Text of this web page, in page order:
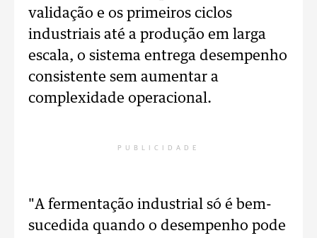
validação e os primeiros ciclos
industriais até a produção em larga
escala, o sistema entrega desempenho
consistente sem aumentar a
complexidade operacional.
PUBLICIDADE
"A fermentação industrial só é bem-
sucedida quando o desempenho pode